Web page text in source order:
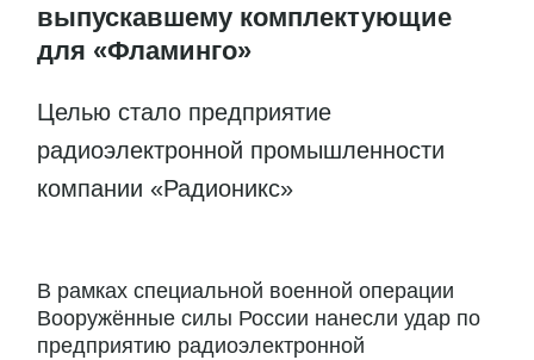
выпускавшему комплектующие
для «Фламинго»
Целью стало предприятие
радиоэлектронной промышленности
компании «Радионикс»
В рамках специальной военной операции
Вооружённые силы России нанесли удар по
предприятию радиоэлектронной